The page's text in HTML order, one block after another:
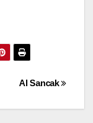
Al Sancak